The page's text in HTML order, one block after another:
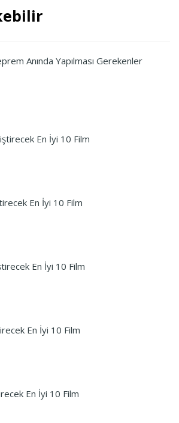
Anında Yapılması Gerekenler
En İyi 10 Film
En İyi 10 Film
En İyi 10 Film
En İyi 10 Film
En İyi 10 Film